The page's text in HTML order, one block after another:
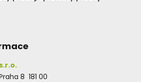
8 181 00